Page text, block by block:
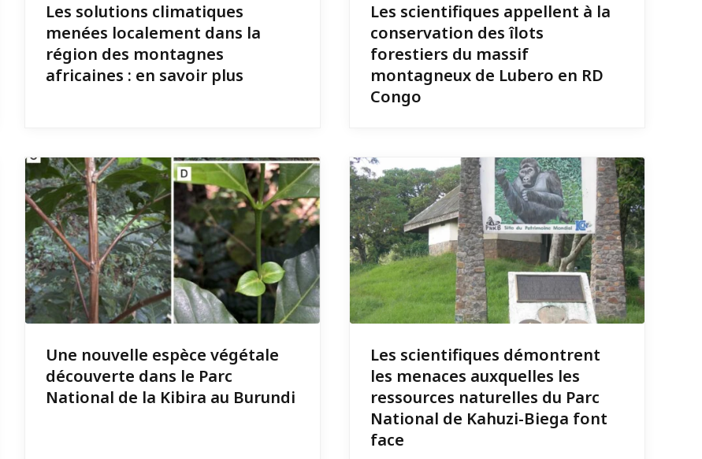
Les solutions climatiques
menées localement dans la
région des montagnes
africaines : en savoir plus
Les scientifiques appellent à la
conservation des îlots
forestiers du massif
montagneux de Lubero en RD
Congo
Une nouvelle espèce végétale
découverte dans le Parc
National de la Kibira au Burundi
Les scientifiques démontrent
les menaces auxquelles les
ressources naturelles du Parc
National de Kahuzi-Biega font
face